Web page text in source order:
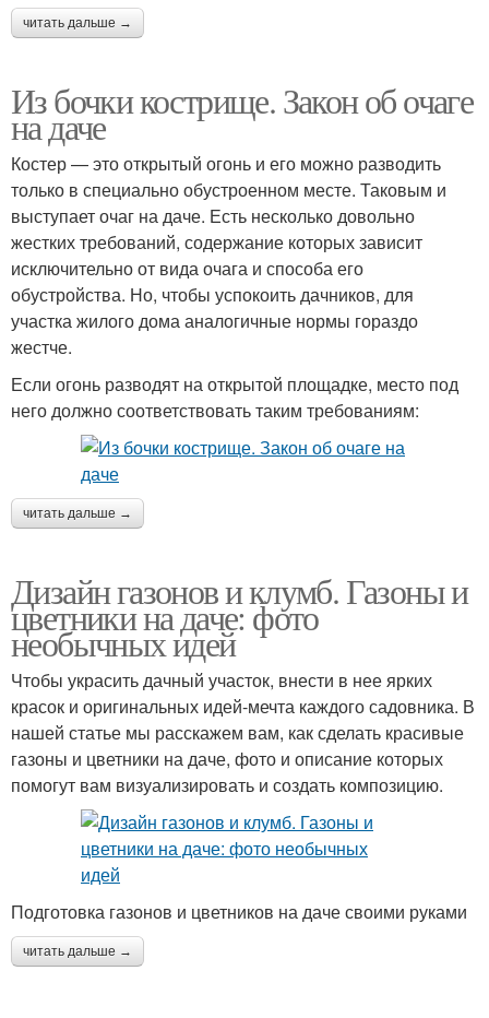
читать дальше →
Из бочки кострище. Закон об очаге
на даче
Костер — это открытый огонь и его можно разводить
только в специально обустроенном месте. Таковым и
выступает очаг на даче. Есть несколько довольно
жестких требований, содержание которых зависит
исключительно от вида очага и способа его
обустройства. Но, чтобы успокоить дачников, для
участка жилого дома аналогичные нормы гораздо
жестче.
Если огонь разводят на открытой площадке, место под
него должно соответствовать таким требованиям:
читать дальше →
Дизайн газонов и клумб. Газоны и
цветники на даче: фото
необычных идей
Чтобы украсить дачный участок, внести в нее ярких
красок и оригинальных идей-мечта каждого садовника. В
нашей статье мы расскажем вам, как сделать красивые
газоны и цветники на даче, фото и описание которых
помогут вам визуализировать и создать композицию.
Подготовка газонов и цветников на даче своими руками
читать дальше →